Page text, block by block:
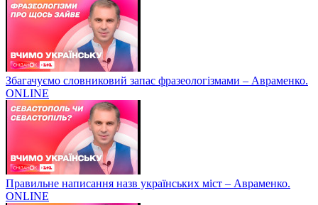
Збагачуємо словниковий запас фразеологізмами – Авраменко.
ONLINE
Правильне написання назв українських міст – Авраменко.
ONLINE